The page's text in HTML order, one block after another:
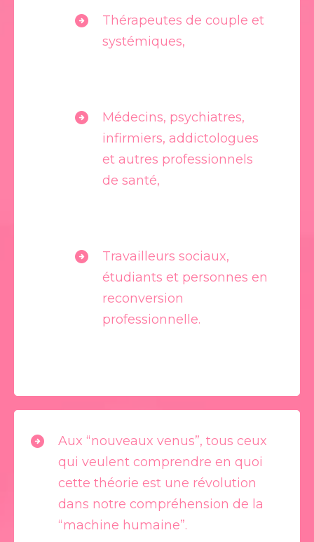
Thérapeutes de couple et
systémiques,
Médecins, psychiatres,
infirmiers, addictologues
et autres professionnels
de santé,
Travailleurs sociaux,
étudiants et personnes en
reconversion
professionnelle.
Aux “nouveaux venus”, tous ceux
qui veulent comprendre en quoi
cette théorie est une révolution
dans notre compréhension de la
“machine humaine”.